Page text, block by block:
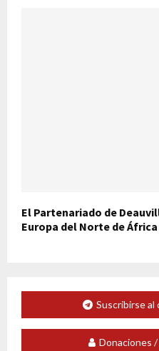
El Partenariado de
Europa del Norte de África
Suscribirse al
Donaciones